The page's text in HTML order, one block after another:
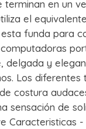
en un
el
funda para
delgada y
Los diferentes
costura
sensación de
Caracteristicas